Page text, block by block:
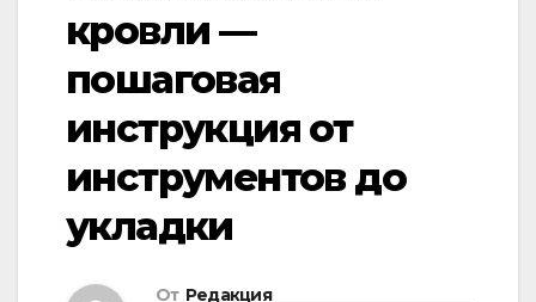
кровли —
пошаговая
инструкция от
инструментов до
укладки
От Редакция